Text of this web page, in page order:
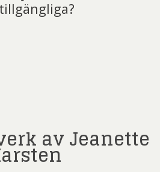
av Jeanette